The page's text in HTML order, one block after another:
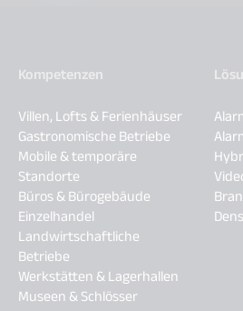
Kompetenzen
Villen, Lofts & Ferienhäuser
Gastronomische Betriebe
Mobile & temporäre
Standorte
Büros & Bürogebäude
Einzelhandel
Landwirtschaftliche
Betriebe
Werkstätten & Lagerhallen
Museen & Schlösser